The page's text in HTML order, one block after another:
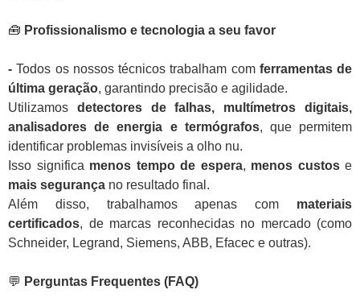
🧰 Profissionalismo e tecnologia a seu favor
-Todos os nossos técnicos trabalham com ferramentas de
última geração, garantindo precisão e agilidade.
Utilizamos detectores de falhas, multímetros digitais,
analisadores de energia e termógrafos, que permitem
identificar problemas invisíveis a olho nu.
Isso significa menos tempo de espera, menos custose
mais segurança no resultado final.
Além disso, trabalhamos apenas com materiais
certificados, de marcas reconhecidas no mercado (como
Schneider, Legrand, Siemens, ABB, Efacec e outras).
💬 Perguntas Frequentes (FAQ)